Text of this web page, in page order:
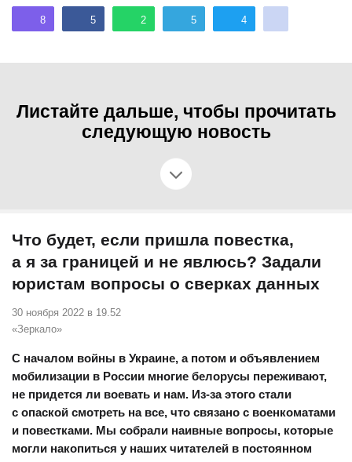
8 5 2 5 4
Листайте дальше, чтобы прочитать
следующую новость